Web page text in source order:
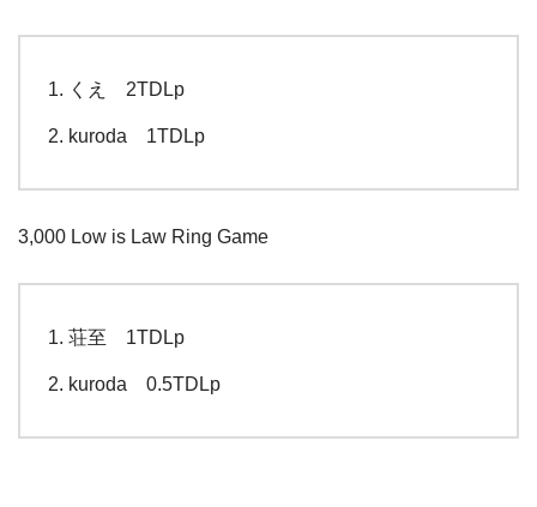
くえ 2TDLp
kuroda 1TDLp
3,000 Low is Law Ring Game
荘至 1TDLp
kuroda 0.5TDLp